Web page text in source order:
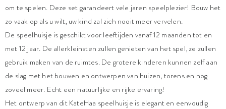
om te spelen. Deze set garandeert vele jaren speelplezier! Bouw het
zo vaak op als u wilt, uw kind zal zich nooit meer vervelen.
De speelhuisje is geschikt voor leeftijden vanaf 12 maanden tot en
met 12 jaar. De allerkleinsten zullen genieten van het spel, ze zullen
gebruik maken van de ruimtes. De grotere kinderen kunnen zelf aan
de slag met het bouwen en ontwerpen van huizen, torens en nog
zoveel meer. Echt een natuurlijke en rijke ervaring!
Het ontwerp van dit KateHaa speelhuisje is elegant en eenvoudig